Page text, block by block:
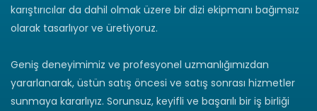
karıştırıcılar da dahil olmak üzere bir dizi ekipmanı bağımsız
olarak tasarlıyor ve üretiyoruz.
Geniş deneyimimiz ve profesyonel uzmanlığımızdan
yararlanarak, üstün satış öncesi ve satış sonrası hizmetler
sunmaya kararlıyız. Sorunsuz, keyifli ve başarılı bir iş birliği